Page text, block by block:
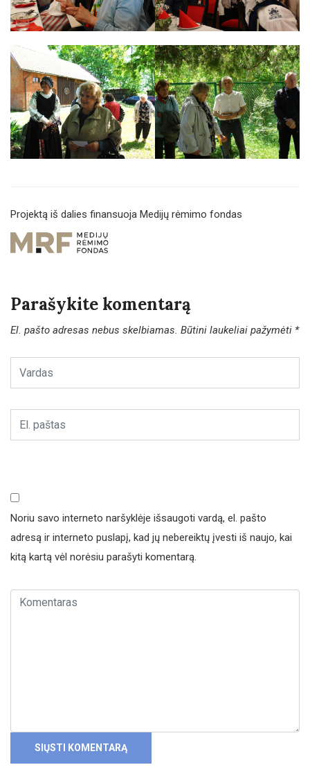
Projektą iš dalies finansuoja Medijų rėmimo fondas
Parašykite komentarą
El. pašto adresas nebus skelbiamas. Būtini laukeliai pažymėti *
Noriu savo interneto naršyklėje išsaugoti vardą, el. pašto
adresą ir interneto puslapį, kad jų nebereiktų įvesti iš naujo, kai
kitą kartą vėl norėsiu parašyti komentarą.